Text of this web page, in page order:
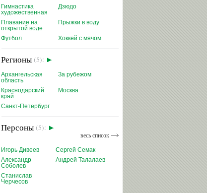
Гимнастика
художественная
Дзюдо
Плавание на
открытой воде
Прыжки в воду
Футбол Хоккей с мячом
Регионы (5):
Архангельская
область
За рубежом
Краснодарский
край
Москва
Санкт-Петербург
Персоны (5):
весь список
Игорь Дивеев
Сергей Семак
Александр
Соболев
Андрей Талалаев
Станислав
Черчесов